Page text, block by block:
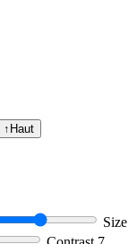
↑ Haut
Size